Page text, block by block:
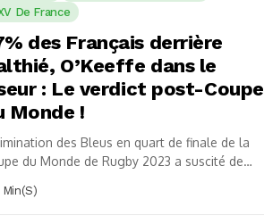
De France
des Français derrière
O’Keeffe dans le
: Le verdict post-Coupe
Monde !
des Bleus en quart de finale de la
du Monde de Rugby 2023 a suscité de
Min(s)